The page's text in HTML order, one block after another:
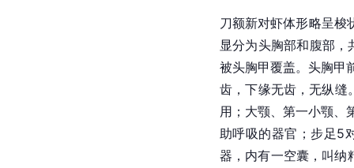
刀额新对虾体形略呈梭
显分为头胸部和腹部，
被头胸甲覆盖。头胸甲
齿，下缘无齿，无纵缝
用；大颚、第一小颚、
助呼吸的器官；步足5
器，内有一空囊，叫纳